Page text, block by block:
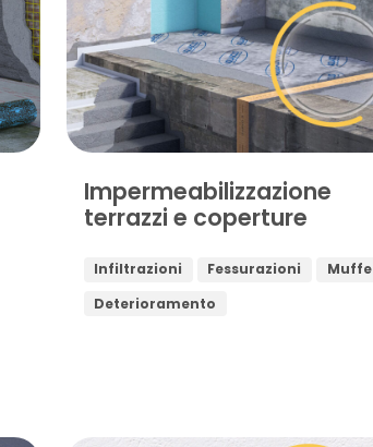
Impermeabilizzazione
terrazzi e coperture
Infiltrazioni Fessurazioni
Muffe
Deterioramento